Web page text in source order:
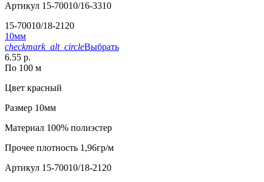
Артикул 15-70010/16-3310
15-70010/18-2120
10мм
checkmark_alt_circleВыбрать
6.55 р.
По 100 м
Цвет красный
Размер 10мм
Материал 100% полиэстер
Прочее плотность 1,96гр/м
Артикул 15-70010/18-2120